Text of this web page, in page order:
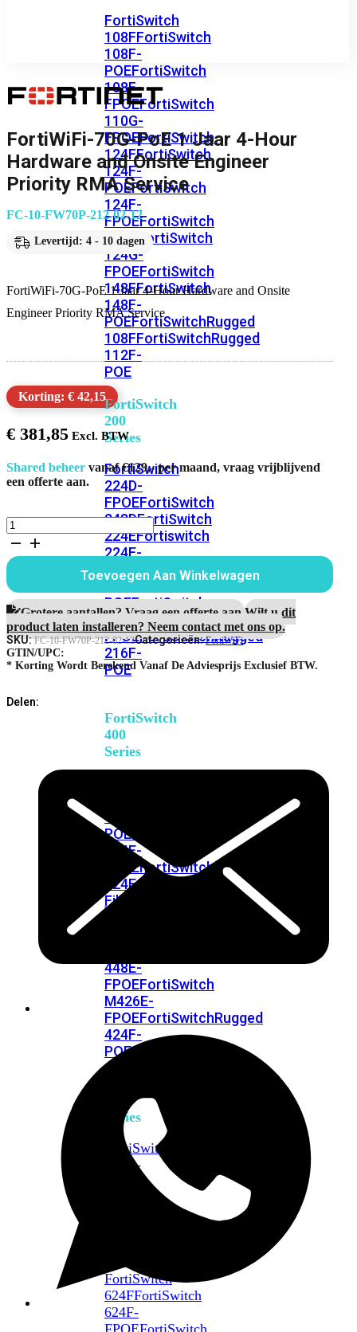
FortiSwitch
108FFortiSwitch
108F-
POEFortiSwitch
108F-
FPOEFortiSwitch
110G-
FPOEFortiSwitch
124FFortiSwitch
124F-
POEFortiSwitch
124F-
FPOEFortiSwitch
124GFortiSwitch
124G-
FPOEFortiSwitch
148FFortiSwitch
148F-
POEFortiSwitchRugged
108FFortiSwitchRugged
112F-
POE
FortiSwitch
200
Series
FortiSwitch
224D-
FPOEFortiSwitch
248DFortiSwitch
224EFortiswitch
224E-
POEFortiSwitch
248E-
POEFortiSwitch
248E-
FPOEFortiSwitchRugged
216F-
POE
FortiSwitch
400
Series
424E-
POE
424E-
FPOEFortiSwitch
424E-
Fiber
448E-
FPOEFortiSwitch
M426E-
FPOEFortiSwitchRugged
424F-
POE
Series
FortiSwitch
548D-
FortiSwitch
624FFortiSwitch
624F-
FPOEFortiSwitch
FortiWiFi-70G-PoE 1 Jaar 4-Hour
Hardware and Onsite Engineer
Priority RMA Service
FC-10-FW70P-212-02-12
Levertijd: 4 - 10 dagen
FortiWiFi-70G-PoE 1 Jaar 4-Hour Hardware and Onsite
Engineer Priority RMA Service
Korting: € 42,15
€ 381,85
Shared beheer vanaf €129,- per maand, vraag vrijblijvend
een offerte aan.
FortiWiFi-
70G-
1
Jaar
4-
Hour
Hardware
and
Onsite
Engineer
RMA
Service
Toevoegen Aan Winkelwagen
Grotere aantallen? Vraag een offerte aan.Wilt u dit
product laten installeren? Neem contact met ons op.
SKU:FC-10-FW70P-212-02-12Categorieën:FortiWiFi
GTIN/UPC:
* Korting Wordt Berekend Vanaf De Adviesprijs Exclusief BTW.
Delen: